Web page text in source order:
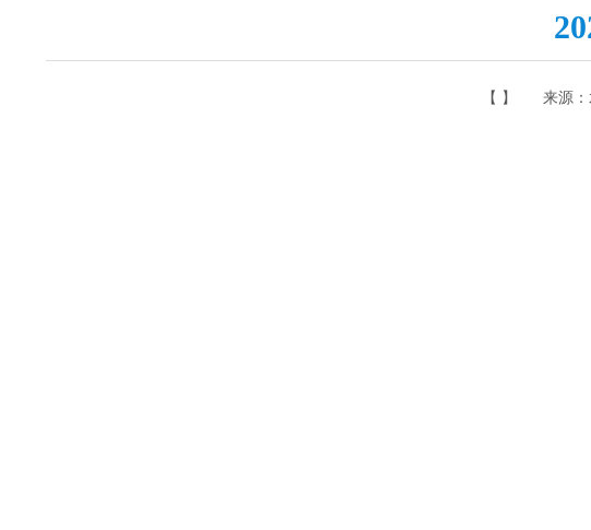
【 】 来源：